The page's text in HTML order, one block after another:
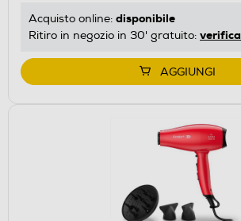
Acquisto online: disponibile
Ritiro in negozio in 30' gratuito: verifica
AGGIUNGI